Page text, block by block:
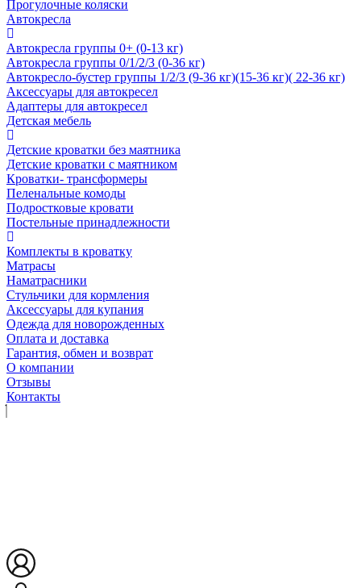
Прогулочные коляски
Автокресла
Автокресла группы 0+ (0-13 кг)
Автокресла группы 0/1/2/3 (0-36 кг)
Автокресло-бустер группы 1/2/3 (9-36 кг)(15-36 кг)( 22-36 кг)
Аксессуары для автокресел
Адаптеры для автокресел
Детская мебель
Детские кроватки без маятника
Детские кроватки с маятником
Кроватки- трансформеры
Пеленальные комоды
Подростковые кровати
Постельные принадлежности
Комплекты в кроватку
Матрасы
Наматрасники
Стульчики для кормления
Аксессуары для купания
Одежда для новорожденных
Оплата и доставка
Гарантия, обмен и возврат
О компании
Отзывы
Контакты